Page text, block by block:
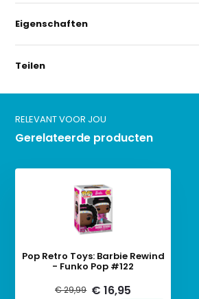
Eigenschaften
Teilen
RELEVANT VOOR JOU
Gerelateerde producten
Pop Retro Toys: Barbie Rewind
- Funko Pop #122
€ 29,99 € 16,95